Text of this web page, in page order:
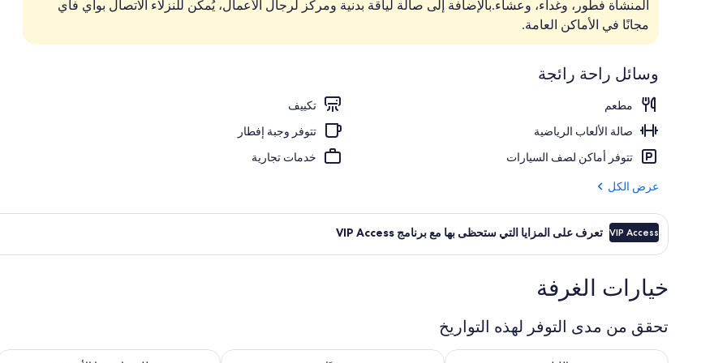
ألحفة محشوة بالريش وخزنة داخل الغرفة ومكتب ومكواة/لوح كي
المنشأة فطور، وغداء، وعشاء.بالإضافة إلى صالة لياقة بدنية ومركز لرجال الأعمال، يُمكن للنزلاء الاتصال بواي فاي
مجانًا في الأماكن العامة.
وسائل راحة رائجة
مطعم
تكييف
صالة الألعاب الرياضية
تتوفر وجبة إفطار
تتوفر أماكن لصف السيارات
خدمات تجارية
عرض الكل
VIP Access تعرف على المزايا التي ستحظى بها مع برنامج VIP Access
خيارات الغرفة
تحقق من مدى التوفر لهذه التواريخ
تحقق من مدى التوفر لليلة للفترة أغسطس 6 - أغسطس 7تحقق من مدى التوفر لغد للفترة أغسطس 7 - أغسطس 8 تحقق من مدى التوفر لعطلة نهاية هذا الأسبوع